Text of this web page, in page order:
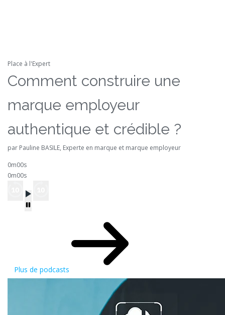
Place à l'Expert
Comment construire une
marque employeur
authentique et crédible ?
par Pauline BASILE, Experte en marque et marque employeur
0m00s
0m00s
Plus de podcasts